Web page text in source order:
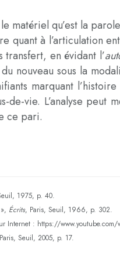
matériel qu’est la
quant à l’articulation
en évidant l’
nouveau sous la
marquant
de-vie. L’analyse
ce pari.
1975, p. 40.
Écrits, Paris, Seuil, 1966, p. 302.
: https://www.youtube.com/
Seuil, 2005, p. 17.